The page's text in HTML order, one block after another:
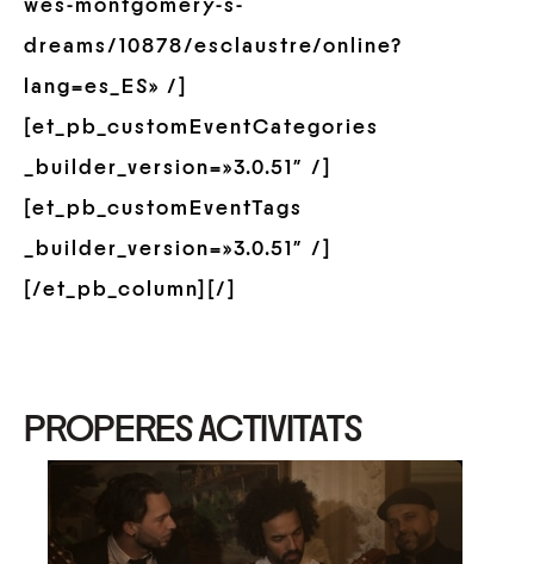
wes-montgomery-s-
dreams/10878/esclaustre/online?
lang=es_ES» /]
[et_pb_customEventCategories
_builder_version=»3.0.51″ /]
[et_pb_customEventTags
_builder_version=»3.0.51″ /]
[/et_pb_column][/]
PROPERES ACTIVITATS